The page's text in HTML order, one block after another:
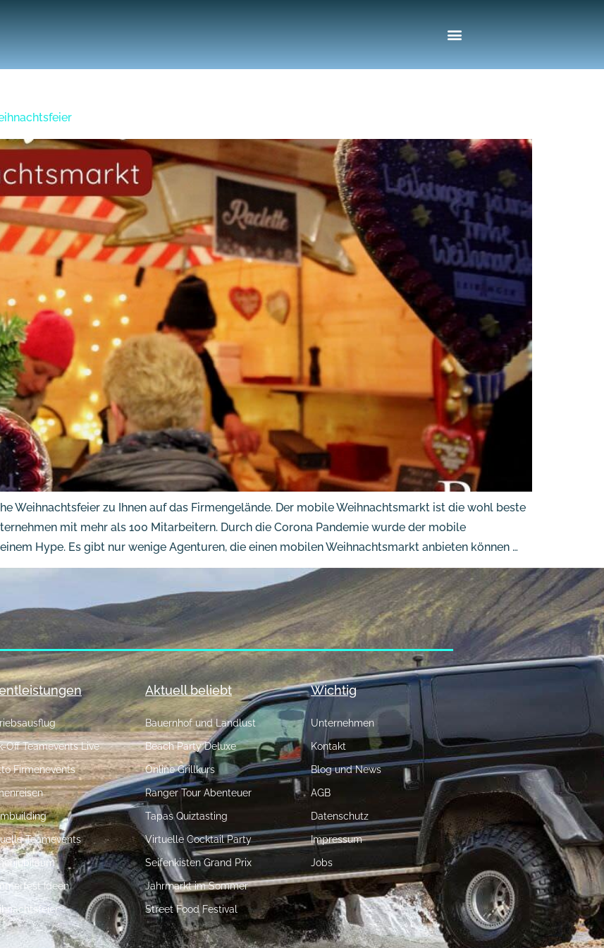
Weihnachtsfeier zu Ihnen auf das Firmengelände. Der mobile Weihnachtsmarkt ist die wohl beste
mit mehr als 100 Mitarbeitern. Durch die Corona Pandemie wurde der mobile
Hype. Es gibt nur wenige Agenturen, die einen mobilen Weihnachtsmarkt anbieten können …
Off Teamevents Live
Firmenevents
Teamevents
Ideen
Aktuell beliebt
Bauernhof und Landlust
Beach Party Deluxe
Online Grillkurs
Ranger Tour Abenteuer
Tapas Quiztasting
Virtuelle Cocktail Party
Seifenkisten Grand Prix
Jahrmarkt im Sommer
Street Food Festival
Wichtig
Unternehmen
Kontakt
Blog und News
AGB
Datenschutz
Impressum
Jobs